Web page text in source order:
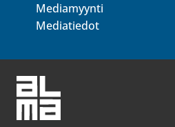
Mediamyynti
Mediatiedot